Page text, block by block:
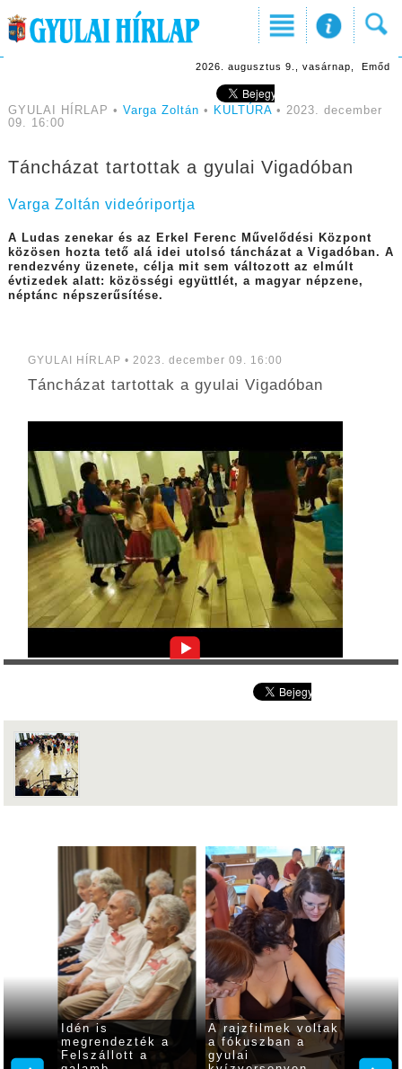
2026. augusztus 9., vasárnap, Emőd
GYULAI HÍRLAP • Varga Zoltán • KULTÚRA• 2023. december
09. 16:00
Táncházat tartottak a gyulai Vigadóban
Varga Zoltán videóriportja
A Ludas zenekar és az Erkel Ferenc Művelődési Központ
közösen hozta tető alá idei utolsó táncházat a Vigadóban. A
rendezvény üzenete, célja mit sem változott az elmúlt
évtizedek alatt: közösségi együttlét, a magyar népzene,
néptánc népszerűsítése.
GYULAI HÍRLAP • 2023. december 09. 16:00
Táncházat tartottak a gyulai Vigadóban
a
Idén is
megrendezték a
Felszállott a
A rajzfilmek voltak
a fókuszban a
gyulai